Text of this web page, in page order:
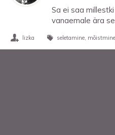
Sa ei saa
vanaemale ära
lizka seletamine mõistmine